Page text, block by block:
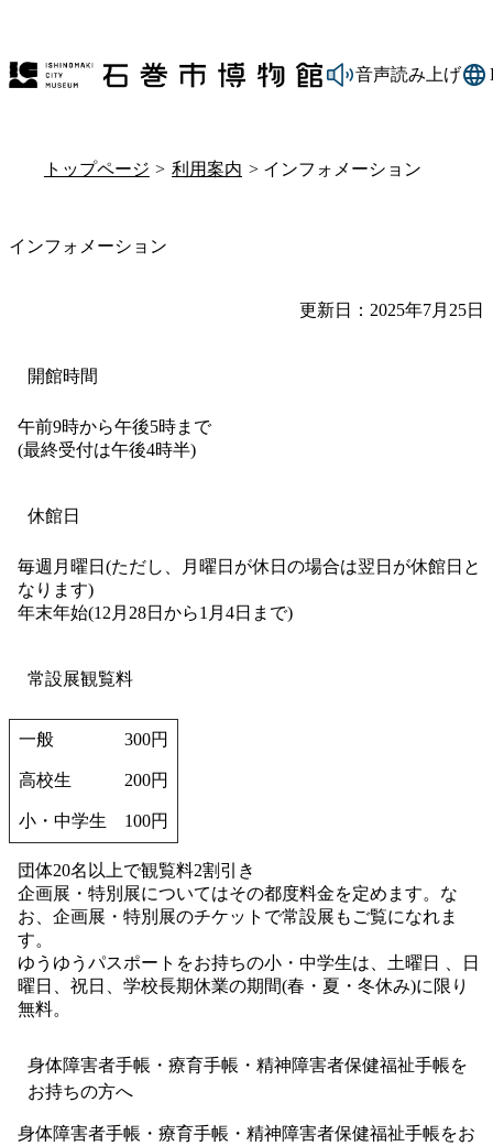
音声読み上げ
トップページ > 利用案内 > インフォメーション
インフォメーション
更新日：2025年7月25日
開館時間
午前9時から午後5時まで
(最終受付は午後4時半)
休館日
毎週月曜日(ただし、月曜日が休日の場合は翌日が休館日と
なります)
年末年始(12月28日から1月4日まで)
常設展観覧料
一般 300円
高校生 200円
小・中学生 100円
団体20名以上で観覧料2割引き
企画展・特別展についてはその都度料金を定めます。な
お、企画展・特別展のチケットで常設展もご覧になれま
す。
ゆうゆうパスポートをお持ちの小・中学生は、土曜日 、日
曜日、祝日、学校長期休業の期間(春・夏・冬休み)に限り
無料。
身体障害者手帳・療育手帳・精神障害者保健福祉手帳を
お持ちの方へ
身体障害者手帳・療育手帳・精神障害者保健福祉手帳をお